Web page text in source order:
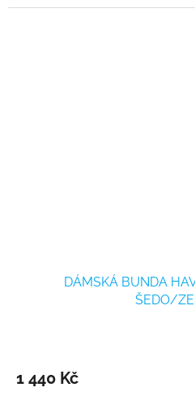
DÁMSKÁ BUNDA
ŠEDO/
1 440 Kč